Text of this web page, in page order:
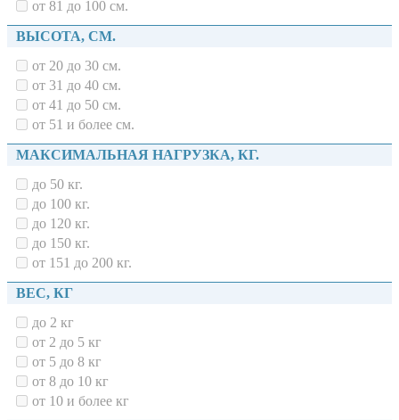
от 81 до 100 см.
ВЫСОТА, СМ.
от 20 до 30 см.
от 31 до 40 см.
от 41 до 50 см.
от 51 и более см.
МАКСИМАЛЬНАЯ НАГРУЗКА, КГ.
до 50 кг.
до 100 кг.
до 120 кг.
до 150 кг.
от 151 до 200 кг.
ВЕС, КГ
до 2 кг
от 2 до 5 кг
от 5 до 8 кг
от 8 до 10 кг
от 10 и более кг